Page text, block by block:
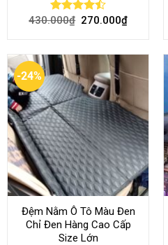
Rated
430.000₫ 270.000₫
-24%
Đệm Nằm Ô Tô Màu Đen
Chỉ Đen Hàng Cao Cấp
Size Lớn